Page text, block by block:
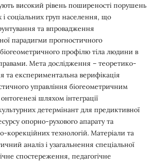
високий рівень поширеності порушень
і соціальних груп населення, що
та впровадження
парадигми прогностичного
профілю тіла людини в
Мета дослідження – теоретико-
та експериментальна верифікація
управління біогеометричним
шляхом інтеграції
детермінант для предиктивної
опорно-рухового апарату та
корекційних технологій. Матеріали та
аналіз і узагальнення спеціальної
спостереження, педагогічне